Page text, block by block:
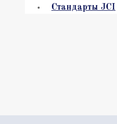
Стандарты JCI